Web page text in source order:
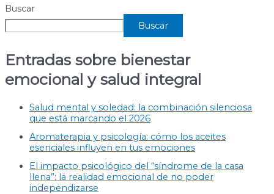
Buscar
Buscar
Entradas sobre bienestar
emocional y salud integral
Salud mental y soledad: la combinación silenciosa
que está marcando el 2026
Aromaterapia y psicología: cómo los aceites
esenciales influyen en tus emociones
El impacto psicológico del “síndrome de la casa
llena”: la realidad emocional de no poder
independizarse